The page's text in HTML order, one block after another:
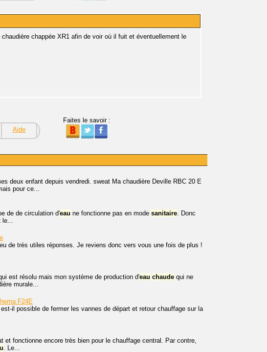
chappée XR1 afin de voir où il fuit et éventuellement le
Aide
Faites le savoir :
deux enfant depuis vendredi. sweat Ma chaudière Deville RBC 20 E
pour ce...
de de circulation d'eau ne fonctionne pas en mode sanitaire. Donc
le...
de très utiles réponses. Je reviens donc vers vous une fois de plus !
est résolu mais mon système de production d'eau chaude qui ne
murale...
F24E
il possible de fermer les vannes de départ et retour chauffage sur la
fonctionne encore très bien pour le chauffage central. Par contre,
. Le...